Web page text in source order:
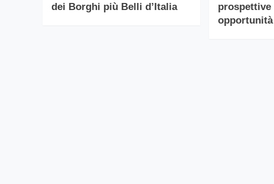
dei Borghi più Belli d’Italia
prospettive